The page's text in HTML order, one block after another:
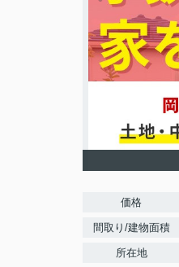
価格
間取り/建物面積
所在地